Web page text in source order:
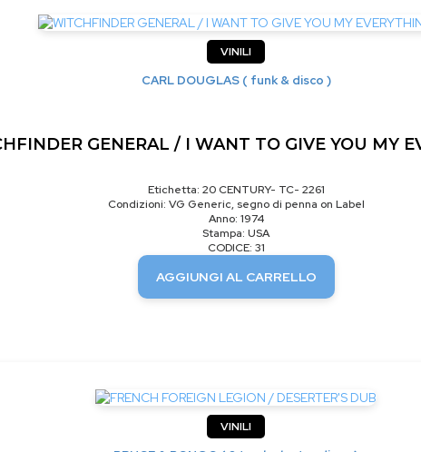
VINILI
CARL DOUGLAS ( funk & disco )
GENERAL / I WANT TO GIVE YOU MY
Etichetta: 20 CENTURY- TC- 2261
Condizioni: VG Generic, segno di penna on Label
Anno: 1974
Stampa: USA
CODICE: 31
AGGIUNGI AL CARRELLO
VINILI